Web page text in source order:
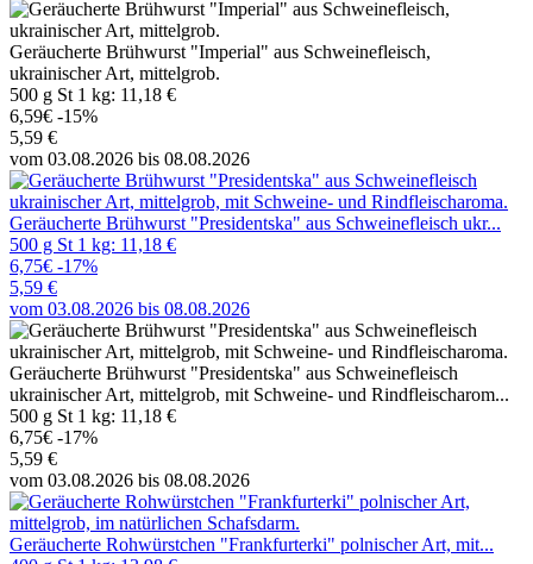
Geräucherte Brühwurst "Imperial" aus Schweinefleisch,
ukrainischer Art, mittelgrob.
500 g St 1 kg: 11,18 €
6,59€ -15%
5,59 €
vom 03.08.2026 bis 08.08.2026
Geräucherte Brühwurst "Presidentska" aus Schweinefleisch ukr...
500 g St 1 kg: 11,18 €
6,75€ -17%
5,59 €
vom 03.08.2026 bis 08.08.2026
Geräucherte Brühwurst "Presidentska" aus Schweinefleisch
ukrainischer Art, mittelgrob, mit Schweine- und Rindfleischarom...
500 g St 1 kg: 11,18 €
6,75€ -17%
5,59 €
vom 03.08.2026 bis 08.08.2026
Geräucherte Rohwürstchen "Frankfurterki" polnischer Art, mit...